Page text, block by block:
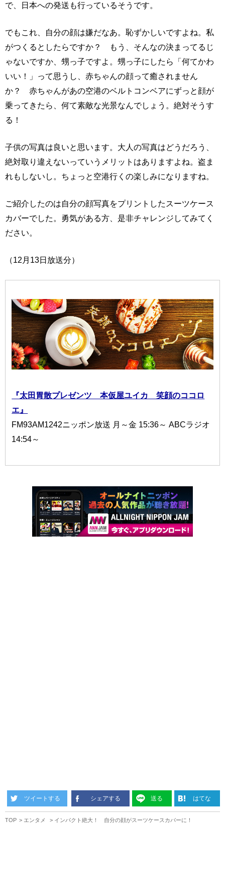
で、日本への発送も行っているそうです。
でもこれ、自分の顔は嫌だなあ。恥ずかしいですよね。私
がつくるとしたらですか？ もう、そんなの決まってるじ
ゃないですか、甥っ子ですよ。甥っ子にしたら「何てかわ
いい！」って思うし、赤ちゃんの顔って癒されません
か？ 赤ちゃんがあの空港のベルトコンベアにずっと顔が
乗ってきたら、何て素敵な光景なんでしょう。絶対そうす
る！
子供の写真は良いと思います。大人の写真はどうだろう、
絶対取り違えないっていうメリットはありますよね。盗ま
れもしないし。ちょっと空港行くの楽しみになりますね。
ご紹介したのは自分の顔写真をプリントしたスーツケース
カバーでした。勇気がある方、是非チャレンジしてみてく
ださい。
（12月13日放送分）
『太田胃散プレゼンツ 本仮屋ユイカ 笑顔のココロ
エ』
FM93AM1242ニッポン放送 月～金 15:36～ ABCラジオ
14:54～
ツイートする シェアする 送る はてな
TOP エンタメ インパクト絶大！ 自分の顔がスーツケースカバーに！